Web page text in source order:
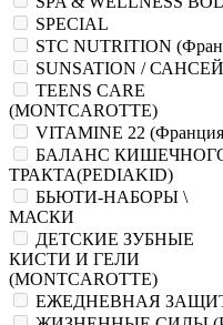
SPECIAL
STC NUTRITION
SUNSATION /
TEENS CARE
(MONTCAROTTE)
VITAMINE 22
БАЛАНС
ТРАКТА(PEDIAKID)
БЬЮТИ-НАБОРЫ \
МАСКИ
ДЕТСКИЕ ЗУБНЫЕ
КИСТИ И ГЕЛИ
(MONTCAROTTE)
ЕЖЕДНЕВНАЯ